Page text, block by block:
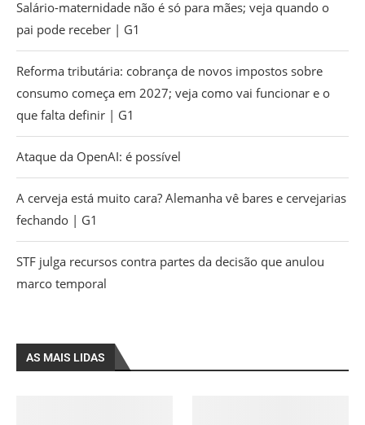
Salário-maternidade não é só para mães; veja quando o
pai pode receber | G1
Reforma tributária: cobrança de novos impostos sobre
consumo começa em 2027; veja como vai funcionar e o
que falta definir | G1
Ataque da OpenAI: é possível
A cerveja está muito cara? Alemanha vê bares e cervejarias
fechando | G1
STF julga recursos contra partes da decisão que anulou
marco temporal
AS MAIS LIDAS